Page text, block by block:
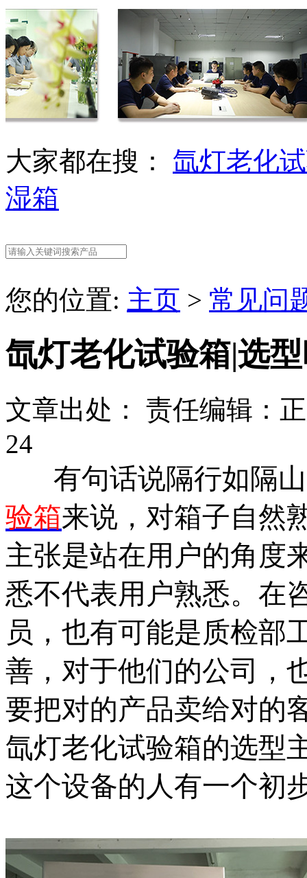
大家都在搜： 氙灯老化
湿箱
您的位置: 主页 > 常见问
氙灯老化试验箱|选
文章出处：
责任编辑：
24
有句话说隔行如隔山
验箱来说，对箱子自然
主张是站在用户的角度
悉不代表用户熟悉。在
员，也有可能是质检部
善，对于他们的公司，
要把对的产品卖给对的
氙灯老化试验箱的选型
这个设备的人有一个初